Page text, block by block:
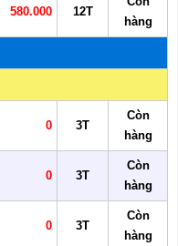
580.000 12T
hàng
0 3T
Còn
hàng
0 3T
Còn
hàng
0 3T
Còn
hàng